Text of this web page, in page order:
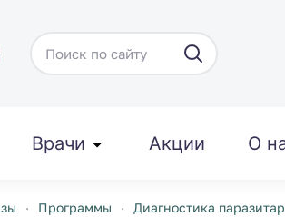
Врачи Акции О
Программы Диагностика